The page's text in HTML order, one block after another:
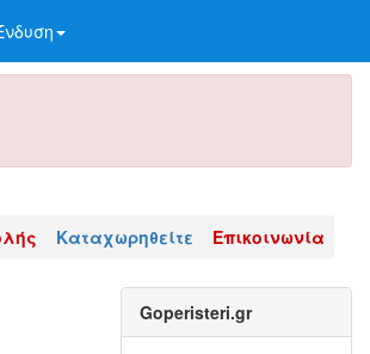
Καταχωρηθείτε Επικοινωνία
Goperisteri.gr